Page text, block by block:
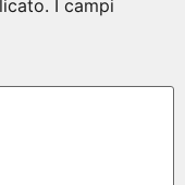
I campi